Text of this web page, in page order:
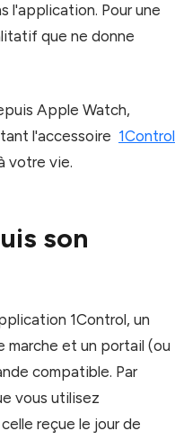
l'application. Pour une
que ne donne
Apple Watch,
l'accessoire 1Control
votre vie.
son
1Control, un
marche et un portail (ou
compatible. Par
vous utilisez
reçue le jour de